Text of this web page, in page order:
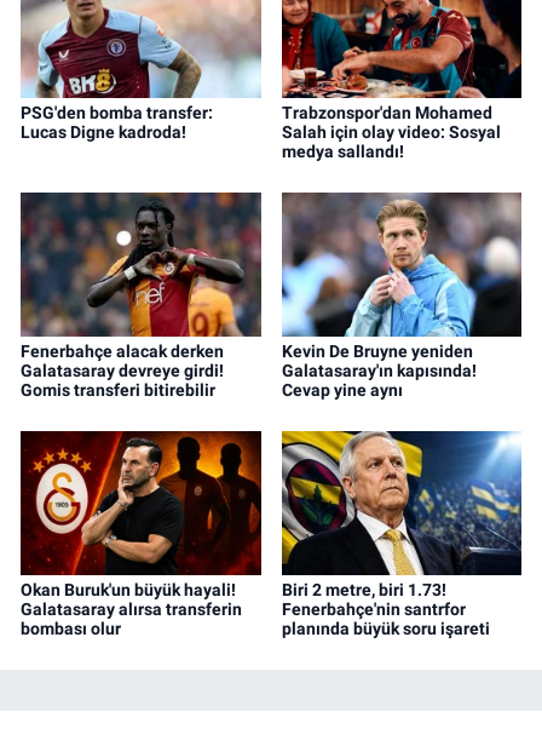
PSG'den bomba transfer:
Lucas Digne kadroda!
Trabzonspor'dan Mohamed
Salah için olay video: Sosyal
medya sallandı!
Fenerbahçe alacak derken
Galatasaray devreye girdi!
Gomis transferi bitirebilir
Kevin De Bruyne yeniden
Galatasaray'ın kapısında!
Cevap yine aynı
Okan Buruk'un büyük hayali!
Galatasaray alırsa transferin
bombası olur
Biri 2 metre, biri 1.73!
Fenerbahçe'nin santrfor
planında büyük soru işareti